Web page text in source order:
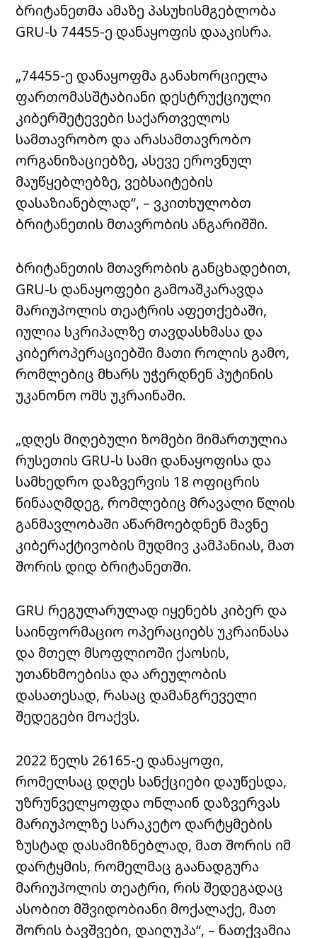
ბრიტანეთმა ამაზე პასუხისმგებლობა
GRU-ს 74455-ე დანაყოფის დააკისრა.
„74455-ე დანაყოფმა განახორციელა
ფართომასშტაბიანი დესტრუქციული
კიბერშეტევები საქართველოს
სამთავრობო და არასამთავრობო
ორგანიზაციებზე, ასევე ეროვნულ
მაუწყებლებზე, ვებსაიტების
დასაზიანებლად“, – ვკითხულობთ
ბრიტანეთის მთავრობის ანგარიშში.
ბრიტანეთის მთავრობის განცხადებით,
GRU-ს დანაყოფები გამოაშკარავდა
მარიუპოლის თეატრის აფეთქებაში,
იულია სკრიპალზე თავდასხმასა და
კიბეროპერაციებში მათი როლის გამო,
რომლებიც მხარს უჭერდნენ პუტინის
უკანონო ომს უკრაინაში.
„დღეს მიღებული ზომები მიმართულია
რუსეთის GRU-ს სამი დანაყოფისა და
სამხედრო დაზვერვის 18 ოფიცრის
წინააღმდეგ, რომლებიც მრავალი წლის
განმავლობაში აწარმოებდნენ მავნე
კიბერაქტივობის მუდმივ კამპანიას, მათ
შორის დიდ ბრიტანეთში.
GRU რეგულარულად იყენებს კიბერ და
საინფორმაციო ოპერაციებს უკრაინასა
და მთელ მსოფლიოში ქაოსის,
უთანხმოებისა და არეულობის
დასათესად, რასაც დამანგრეველი
შედეგები მოაქვს.
2022 წელს 26165-ე დანაყოფი,
რომელსაც დღეს სანქციები დაუწესდა,
უზრუნველყოფდა ონლაინ დაზვერვას
მარიუპოლზე სარაკეტო დარტყმების
ზუსტად დასამიზნებლად, მათ შორის იმ
დარტყმის, რომელმაც გაანადგურა
მარიუპოლის თეატრი, რის შედეგადაც
ასობით მშვიდობიანი მოქალაქე, მათ
შორის ბავშვები, დაიღუპა“, – ნათქვამია